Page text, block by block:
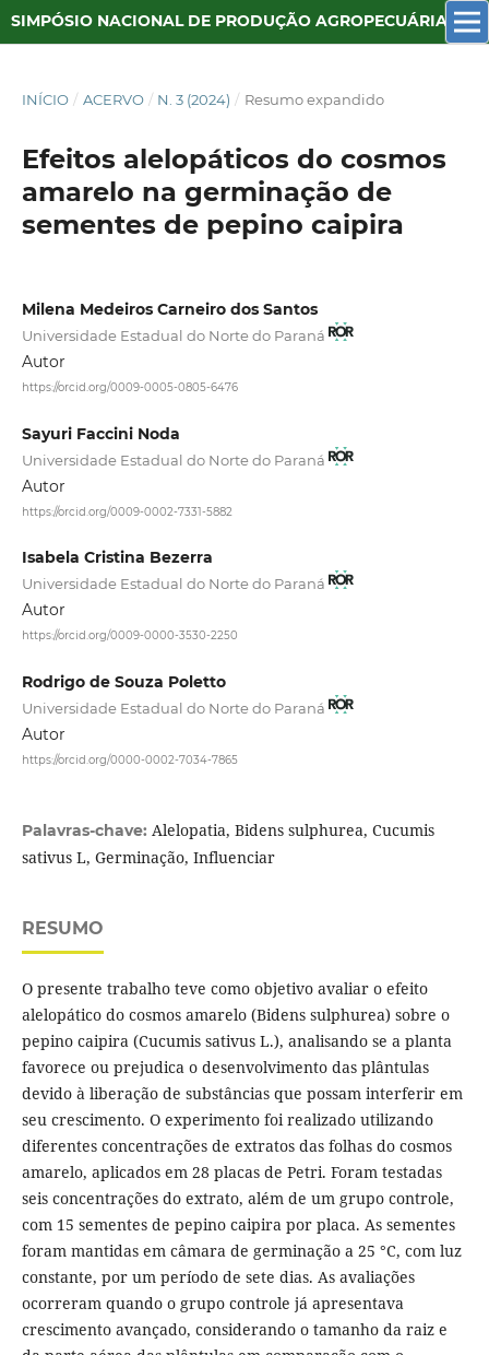
SIMPÓSIO NACIONAL DE PRODUÇÃO AGROPECUÁRIA SUSTENTÁVEL
INÍCIO / ACERVO / N. 3 (2024) / Resumo expandido
Efeitos alelopáticos do cosmos
amarelo na germinação de
sementes de pepino caipira
Milena Medeiros Carneiro dos Santos
Universidade Estadual do Norte do Paraná
Autor
https://orcid.org/0009-0005-0805-6476
Sayuri Faccini Noda
Universidade Estadual do Norte do Paraná
Autor
https://orcid.org/0009-0002-7331-5882
Isabela Cristina Bezerra
Universidade Estadual do Norte do Paraná
Autor
https://orcid.org/0009-0000-3530-2250
Rodrigo de Souza Poletto
Universidade Estadual do Norte do Paraná
Autor
https://orcid.org/0000-0002-7034-7865
Palavras-chave: Alelopatia, Bidens sulphurea, Cucumis
sativus L, Germinação, Influenciar
RESUMO
O presente trabalho teve como objetivo avaliar o efeito
alelopático do cosmos amarelo (Bidens sulphurea) sobre o
pepino caipira (Cucumis sativus L.), analisando se a planta
favorece ou prejudica o desenvolvimento das plântulas
devido à liberação de substâncias que possam interferir em
seu crescimento. O experimento foi realizado utilizando
diferentes concentrações de extratos das folhas do cosmos
amarelo, aplicados em 28 placas de Petri. Foram testadas
seis concentrações do extrato, além de um grupo controle,
com 15 sementes de pepino caipira por placa. As sementes
foram mantidas em câmara de germinação a 25 °C, com luz
constante, por um período de sete dias. As avaliações
ocorreram quando o grupo controle já apresentava
crescimento avançado, considerando o tamanho da raiz e